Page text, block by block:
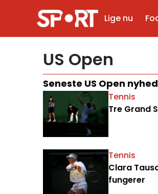
Lige nu
US Open
Seneste US Open
Tennis
Tre Grand
Tennis
Clara
fungerer